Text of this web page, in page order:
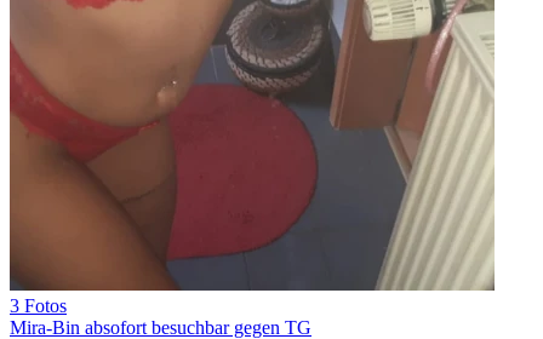
3 Fotos
Mira-Bin absofort besuchbar gegen TG